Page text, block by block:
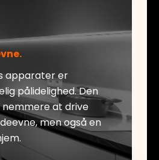
apparater er
pålidelighed. Den
nemmere at drive
men også en